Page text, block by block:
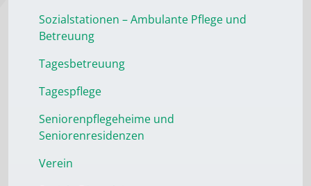
Sozialstationen – Ambulante Pflege und
Betreuung
Tagesbetreuung
Tagespflege
Seniorenpflegeheime und
Seniorenresidenzen
Verein